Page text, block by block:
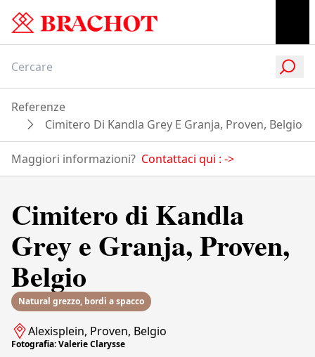
Referenze
Cimitero Di Kandla Grey E Granja, Proven, Belgio
Maggiori informazioni? Contattaci qui : ->
Cimitero di Kandla
Grey e Granja, Proven,
Belgio
Natural grezzo, bordi a spacco
Alexisplein, Proven, Belgio
Fotografia: Valerie Clarysse